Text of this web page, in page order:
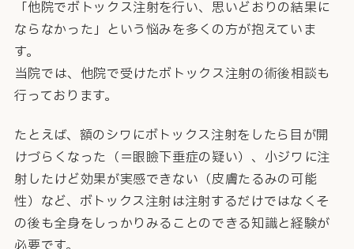
「他院でボトックス注射を行い、思いどおりの結果に
ならなかった」という悩みを多くの方が抱えていま
す。
当院では、他院で受けたボトックス注射の術後相談も
行っております。
たとえば、額のシワにボトックス注射をしたら目が開
けづらくなった（＝眼瞼下垂症の疑い）、小ジワに注
射したけど効果が実感できない（皮膚たるみの可能
性）など、ボトックス注射は注射するだけではなくそ
の後も全身をしっかりみることのできる知識と経験が